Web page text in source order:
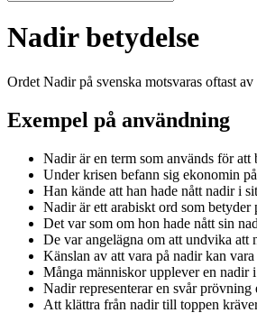
Nadir betydelse
Ordet Nadir på svenska motsvaras oftast
Exempel på användning
Nadir är en term som används för
Under krisen befann sig ekonomin
Han kände att han hade nått nadir i
Nadir är ett arabiskt ord som betyder
Det var som om hon hade nått sin
De var angelägna om att undvika att
Känslan av att vara på nadir kan
Många människor upplever en nadir
Nadir representerar en svår
Att klättra från nadir till toppen